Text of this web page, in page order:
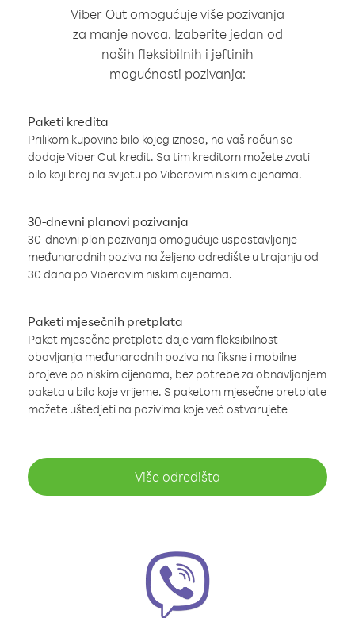
Viber Out omogućuje više pozivanja
za manje novca. Izaberite jedan od
naših fleksibilnih i jeftinih
mogućnosti pozivanja:
Paketi kredita
Prilikom kupovine bilo kojeg iznosa, na vaš račun se
dodaje Viber Out kredit. Sa tim kreditom možete zvati
bilo koji broj na svijetu po Viberovim niskim cijenama.
30-dnevni planovi pozivanja
30-dnevni plan pozivanja omogućuje uspostavljanje
međunarodnih poziva na željeno odredište u trajanju od
30 dana po Viberovim niskim cijenama.
Paketi mjesečnih pretplata
Paket mjesečne pretplate daje vam fleksibilnost
obavljanja međunarodnih poziva na fiksne i mobilne
brojeve po niskim cijenama, bez potrebe za obnavljanjem
paketa u bilo koje vrijeme. S paketom mjesečne pretplate
možete uštedjeti na pozivima koje već ostvarujete
Više odredišta